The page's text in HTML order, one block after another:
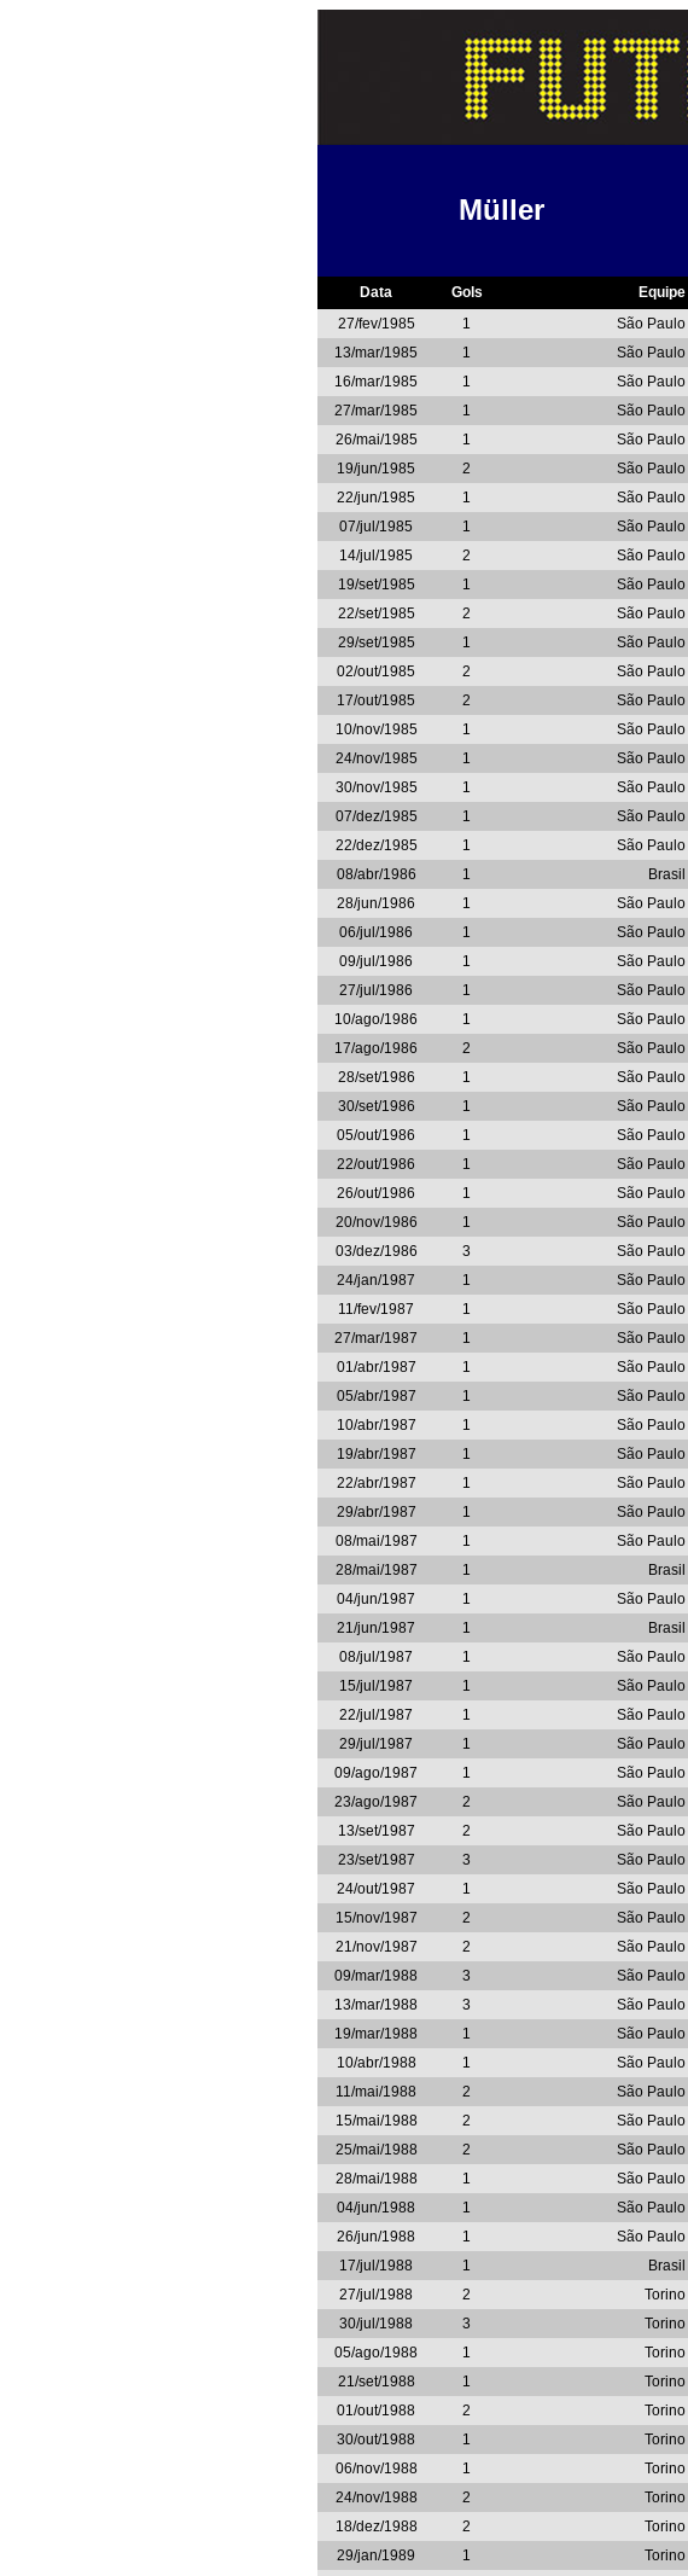
Müller
Data Gols Equipe
27/fev/1985
1 São Paulo
13/mar/1985
1 São Paulo
16/mar/1985
1 São Paulo
27/mar/1985
1 São Paulo
26/mai/1985
1 São Paulo
19/jun/1985
2 São Paulo
22/jun/1985
1 São Paulo
07/jul/1985
1 São Paulo
14/jul/1985
2 São Paulo
19/set/1985
1 São Paulo
22/set/1985
2 São Paulo
29/set/1985
1 São Paulo
02/out/1985
2 São Paulo
17/out/1985
2 São Paulo
10/nov/1985
1 São Paulo
24/nov/1985
1 São Paulo
30/nov/1985
1 São Paulo
07/dez/1985
1 São Paulo
22/dez/1985
1 São Paulo
08/abr/1986
1 Brasil
28/jun/1986
1 São Paulo
06/jul/1986
1 São Paulo
09/jul/1986
1 São Paulo
27/jul/1986
1 São Paulo
10/ago/1986
1 São Paulo
17/ago/1986
2 São Paulo
28/set/1986
1 São Paulo
30/set/1986
1 São Paulo
05/out/1986
1 São Paulo
22/out/1986
1 São Paulo
26/out/1986
1 São Paulo
20/nov/1986
1 São Paulo
03/dez/1986
3 São Paulo
24/jan/1987
1 São Paulo
11/fev/1987
1 São Paulo
27/mar/1987
1 São Paulo
01/abr/1987
1 São Paulo
05/abr/1987
1 São Paulo
10/abr/1987
1 São Paulo
19/abr/1987
1 São Paulo
22/abr/1987
1 São Paulo
29/abr/1987
1 São Paulo
08/mai/1987
1 São Paulo
28/mai/1987
1 Brasil
04/jun/1987
1 São Paulo
21/jun/1987
1 Brasil
08/jul/1987
1 São Paulo
15/jul/1987
1 São Paulo
22/jul/1987
1 São Paulo
29/jul/1987
1 São Paulo
09/ago/1987
1 São Paulo
23/ago/1987
2 São Paulo
13/set/1987
2 São Paulo
23/set/1987
3 São Paulo
24/out/1987
1 São Paulo
15/nov/1987
2 São Paulo
21/nov/1987
2 São Paulo
09/mar/1988
3 São Paulo
13/mar/1988
3 São Paulo
19/mar/1988
1 São Paulo
10/abr/1988
1 São Paulo
11/mai/1988
2 São Paulo
15/mai/1988
2 São Paulo
25/mai/1988
2 São Paulo
28/mai/1988
1 São Paulo
04/jun/1988
1 São Paulo
26/jun/1988
1 São Paulo
17/jul/1988
1 Brasil
27/jul/1988
2 Torino
30/jul/1988
3 Torino
05/ago/1988
1 Torino
21/set/1988
1 Torino
01/out/1988
2 Torino
30/out/1988
1 Torino
06/nov/1988
1 Torino
24/nov/1988
2 Torino
18/dez/1988
2 Torino
29/jan/1989
1 Torino